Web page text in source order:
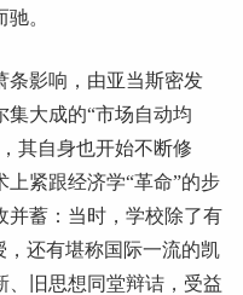
。
条影响，由亚当斯密发
集大成的“市场自动均
其自身也开始不断修
紧跟经济学“革命”的步
并蓄：当时，学校除了有
，还有堪称国际一流的凯
、旧思想同堂辩诘，受益